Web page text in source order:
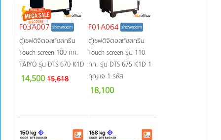
F03A007 showroom
ตู้เซฟดิจิตอลทัชสกรีน
Touch screen 100 กก.
TAIYO รุ่น DTS 670 K1D
14,50015,618
F01A064 showroom
ตู้เซฟดิจิตอลทัชสกรีน
Touch screen รุ่น 110
กก. รุ่น DTS 675 K1D 1
กุญแจ 1 รหัส
18,100